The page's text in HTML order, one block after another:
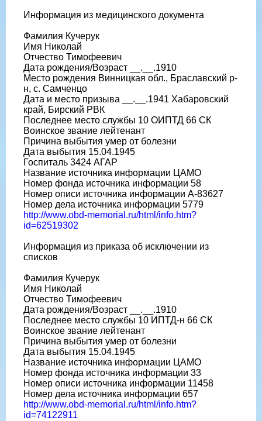
Информация из медицинского документа
Фамилия Кучерук
Имя Николай
Отчество Тимофеевич
Дата рождения/Возраст __.__.1910
Место рождения Винницкая обл., Браславский р-
н, с. Самченцо
Дата и место призыва __.__.1941 Хабаровский
край, Бирский РВК
Последнее место службы 10 ОИПТД 66 СК
Воинское звание лейтенант
Причина выбытия умер от болезни
Дата выбытия 15.04.1945
Госпиталь 3424 АГАР
Название источника информации ЦАМО
Номер фонда источника информации 58
Номер описи источника информации А-83627
Номер дела источника информации 5779
http://www.obd-memorial.ru/html/info.htm?
id=62519302
Информация из приказа об исключении из
списков
Фамилия Кучерук
Имя Николай
Отчество Тимофеевич
Дата рождения/Возраст __.__.1910
Последнее место службы 10 ИПТД-н 66 СК
Воинское звание лейтенант
Причина выбытия умер от болезни
Дата выбытия 15.04.1945
Название источника информации ЦАМО
Номер фонда источника информации 33
Номер описи источника информации 11458
Номер дела источника информации 657
http://www.obd-memorial.ru/html/info.htm?
id=74122911